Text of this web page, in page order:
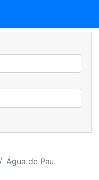
Água de Pau